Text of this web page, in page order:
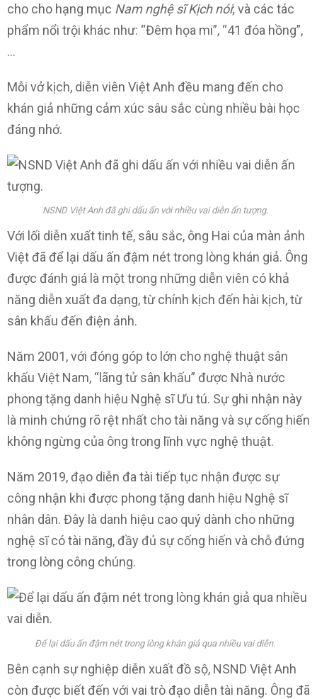
cho cho hạng mục Nam nghệ sĩ Kịch nói; và các tác
phẩm nổi trội khác như: “Đêm họa mi”, “41 đóa hồng”,
…
Mỗi vở kịch, diễn viên Việt Anh đều mang đến cho
khán giả những cảm xúc sâu sắc cùng nhiều bài học
đáng nhớ.
NSND Việt Anh đã ghi dấu ấn với nhiều vai diễn ấn tượng.
Với lối diễn xuất tinh tế, sâu sắc, ông Hai của màn ảnh
Việt đã để lại dấu ấn đậm nét trong lòng khán giả. Ông
được đánh giá là một trong những diễn viên có khả
năng diễn xuất đa dạng, từ chính kịch đến hài kịch, từ
sân khấu đến điện ảnh.
Năm 2001, với đóng góp to lớn cho nghệ thuật sân
khấu Việt Nam, “lãng tử sân khấu” được Nhà nước
phong tặng danh hiệu Nghệ sĩ Ưu tú. Sự ghi nhận này
là minh chứng rõ rệt nhất cho tài năng và sự cống hiến
không ngừng của ông trong lĩnh vực nghệ thuật.
Năm 2019, đạo diễn đa tài tiếp tục nhận được sự
công nhận khi được phong tặng danh hiệu Nghệ sĩ
nhân dân. Đây là danh hiệu cao quý dành cho những
nghệ sĩ có tài năng, đầy đủ sự cống hiến và chỗ đứng
trong lòng công chúng.
Để lại dấu ấn đậm nét trong lòng khán giả qua nhiều vai diễn.
Bên cạnh sự nghiệp diễn xuất đồ sộ, NSND Việt Anh
còn được biết đến với vai trò đạo diễn tài năng. Ông đã